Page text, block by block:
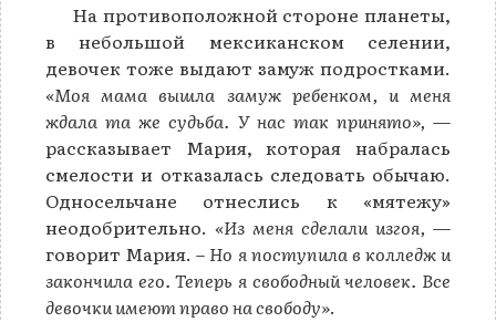
На противоположной стороне планеты,
в небольшой мексиканском селении,
девочек тоже выдают замуж подростками.
«Моя мама вышла замуж ребенком, и меня
ждала та же судьба. У нас так принято», —
рассказывает Мария, которая набралась
смелости и отказалась следовать обычаю.
Односельчане отнеслись к «мятежу»
неодобрительно. «Из меня сделали изгоя, —
говорит Мария. – Но я поступила в колледж и
закончила его. Теперь я свободный человек. Все
девочки имеют право на свободу».